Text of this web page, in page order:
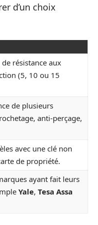
d’un choix
résistance aux
(5, 10 ou 15
de plusieurs
anti-perçage,
avec une clé non
de propriété.
ayant fait leurs
Yale, Tesa Assa